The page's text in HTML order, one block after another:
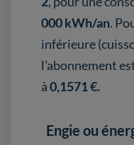
000 kWh/an.
inférieure
l'abonnement
à0,1571 €.
Engie ou